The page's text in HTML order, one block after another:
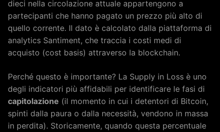
dieci nella circolazione attuale appartengono a
partecipanti che hanno pagato un prezzo più alto di
quello corrente. Il dato è calcolato dalla piattaforma di
analytics Santiment, che traccia i costi medi di
acquisto (cost basis) attraverso la blockchain.
Perché questo è importante? La Supply in Loss è uno
degli indicatori più affidabili per identificare le fasi di
capitolazione (il momento in cui i detentori di Bitcoin,
spinti dalla paura o dalla necessità, vendono in massa
in perdita). Storicamente, quando questa percentuale